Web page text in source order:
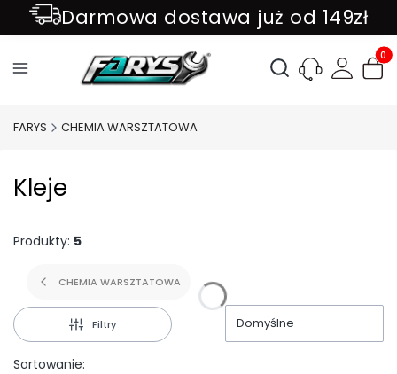
Darmowa dostawa już od 149zł
ZAPISZ SIĘ DO NEWSLETTER !!!
Otwórz
FARYS CHEMIA WARSZTATOWA
Kleje
Produkty: 5
CHEMIA WARSZTATOWA
Filtry
Sortowanie:
Domyślne